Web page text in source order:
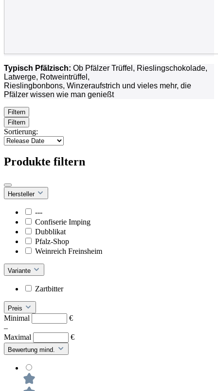
Typisch Pfälzisch: Ob Pfälzer Trüffel, Rieslingschokolade,
Latwerge, Rotweintrüffel,
Rieslingbonbons, Winzeraufstrich und vieles mehr, die
Pfälzer wissen wie man genießt
Filtern
Filtern
Sortierung:
Produkte filtern
Hersteller
---
Confiserie Imping
Dubblikat
Pfalz-Shop
Weinreich Freinsheim
Variante
Zartbitter
Preis
Minimal
€
–
Maximal
€
Bewertung mind.